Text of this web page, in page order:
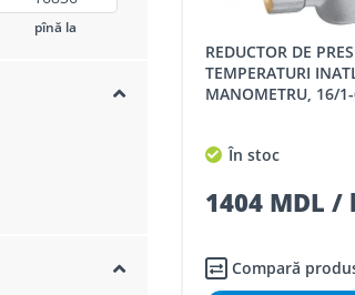
pînă la
REDUCTOR DE PRESIUNE CALEFFI,
TEMPERATURI
MANOMETRU, 16/
În stoc
1404 MDL /
Compară